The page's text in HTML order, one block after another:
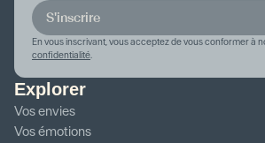
S'inscrire
En vous inscrivant, vous acceptez de vous conformer à
confidentialité.
Explorer
Vos envies
Vos émotions